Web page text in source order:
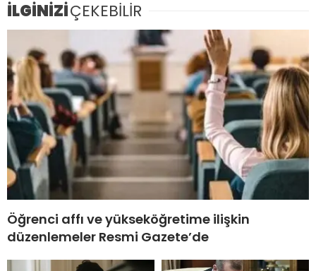
İLGİNİZİÇEKEBİLİR
Öğrenci affı ve yükseköğretime ilişkin
düzenlemeler Resmi Gazete’de